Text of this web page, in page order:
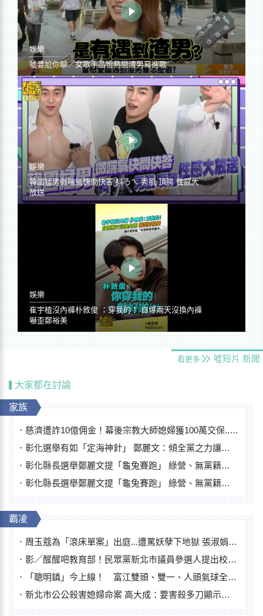
娛樂
噓要尬你聊／女歌手品怡熱戀渣男寫進歌
娛樂
韓國猛男微喘氣快問快答 抖ㄋㄟ 秀肌 頂胯 性感大
放送
娛樂
崔宇植沒內褲朴敘俊 ：穿我的！ 自爆兩天沒換內褲
嚇歪鄭裕美
看更多 噓短片 新聞
大家都在討論
家族
慈濟遭詐10億佣金！幕後宗教大師媳婦獲100萬交保...快步奔離不發一語
彰化選舉有如「定海神針」 鄭麗文：傾全黨之力讓彰化贏
彰化縣長選舉鄭麗文提「龜兔賽跑」 綠營、無黨籍忙否認是烏龜
彰化縣長選舉鄭麗文提「龜兔賽跑」 綠營、無黨籍忙否認是烏龜
霸凌
周玉蔻為「滾床單案」出庭...遭罵妖孽下地獄 張淑娟批：舌頭殺人有罪
影／醒醒吧教育部！民眾黨新北市議員參選人提出校園反毒防線升級政見
「聰明鎮」今上線！ 富江雙頭、雙一、人頭氣球全登場
新北市公公殺害媳婦命案 高大成：要害殺多刀顯示怨恨深